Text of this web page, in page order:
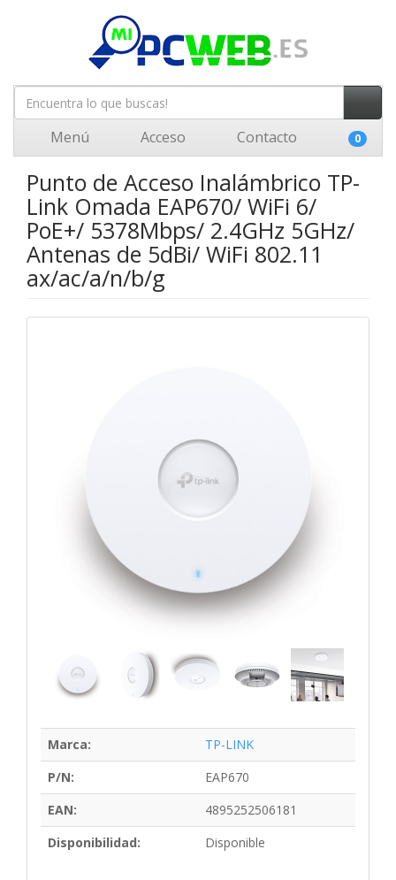
Menú Acceso Contacto 0
Punto de Acceso Inalámbrico TP-
Link Omada EAP670/ WiFi 6/
PoE+/ 5378Mbps/ 2.4GHz 5GHz/
Antenas de 5dBi/ WiFi 802.11
ax/ac/a/n/b/g
Marca:
TP-LINK
P/N:
EAP670
EAN:
4895252506181
Disponibilidad:
Disponible